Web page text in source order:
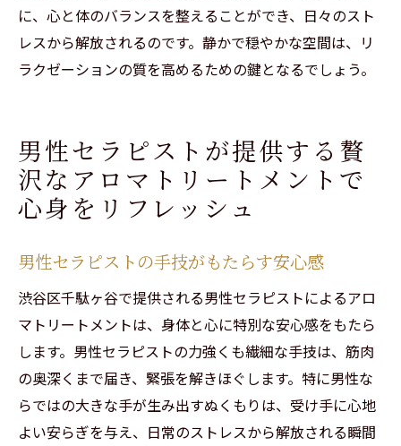
に、心と体のバランスを整えることができ、日々のスト
レスから解放されるのです。静かで穏やかな空間は、リ
ラクゼーションの質を高めるための鍵となるでしょう。
男性セラピストが提供する贅
沢なアロマトリートメントで
心身をリフレッシュ
男性セラピストの手技がもたらす安心感
渋谷区千駄ヶ谷で提供される男性セラピストによるアロ
マトリートメントは、身体と心に特別な安心感をもたら
します。男性セラピストの力強くも繊細な手技は、筋肉
の奥深くまで届き、緊張を解きほぐします。特に男性な
らではの大きな手が生み出すぬくもりは、受け手に心地
よい安らぎを与え、日常のストレスから解放される瞬間